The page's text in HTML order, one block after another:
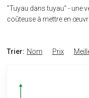
"Tuyau dans tuyau" - une
coûteuse à mettre en
Trier: Nom Prix